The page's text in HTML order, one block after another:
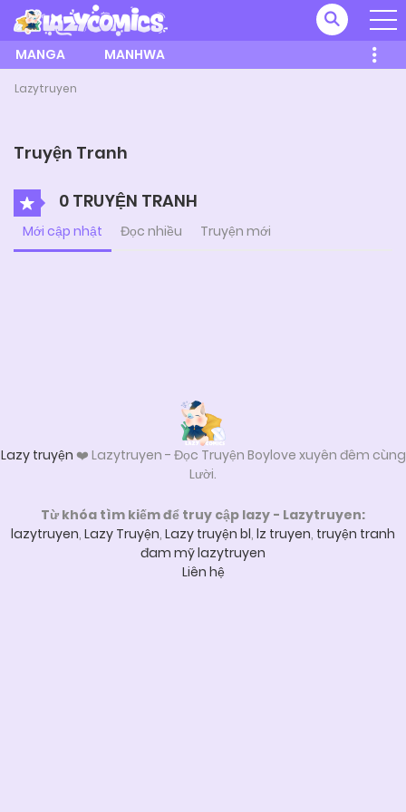
MANGA MANHWA
Lazytruyen
Truyện Tranh
0 TRUYỆN TRANH
Mới cập nhật Đọc nhiều Truyện mới
Lazy truyện ❤️ Lazytruyen - Đọc Truyện Boylove xuyên đêm cùng
Lười.
Từ khóa tìm kiếm để truy cập lazy - Lazytruyen:
lazytruyen, Lazy Truyện, Lazy truyện bl, lz truyen, truyện tranh
đam mỹ lazytruyen
Liên hệ